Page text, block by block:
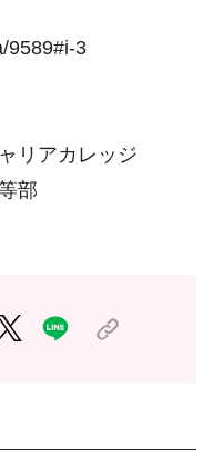
9589#i-3
リアカレッジ
部